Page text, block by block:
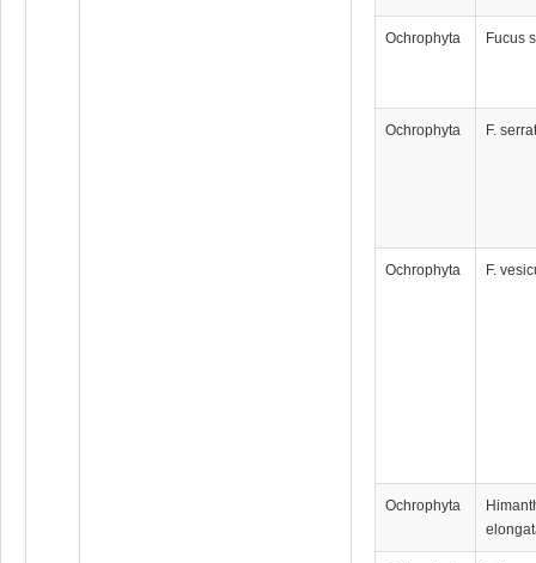
Ochrophyta Fucus
Ochrophyta F.
Ochrophyta F.
Ochrophyta